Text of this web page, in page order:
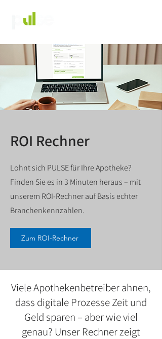
ROI Rechner
Lohnt sich PULSE für Ihre Apotheke?
Finden Sie es in 3 Minuten heraus – mit
unserem ROI-Rechner auf Basis echter
Branchenkennzahlen.
Zum ROI-Rechner
Viele Apothekenbetreiber ahnen,
dass digitale Prozesse Zeit und
Geld sparen – aber wie viel
genau? Unser Rechner zeigt